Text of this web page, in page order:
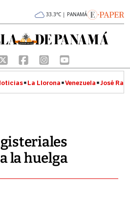
33.3°C | PANAMÁ
La Llorona Venezuela José
la huelga